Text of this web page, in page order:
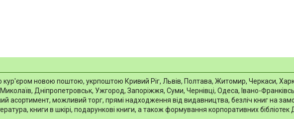
новою поштою, укрпоштою Кривий Ріг, Львів, Полтава, Житомир, Черкаси,
Дніпропетровськ, Ужгород, Запоріжжя, Суми, Чернівці, Одеса, Івано-
асортимент, можливий торг, прямі надходження від видавництва, безліч книг на
книги в шкірі, подарункові книги, а також формування корпоративних